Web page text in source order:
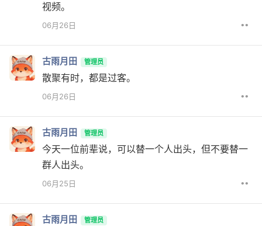
视频。
06月26日 ••
古雨月田 管理员
散聚有时，都是过客。
06月26日 ••
古雨月田 管理员
今天一位前辈说，可以替一个人出头，但不要替一
群人出头。
06月25日 ••
古雨月田 管理员